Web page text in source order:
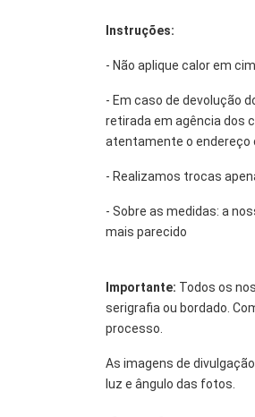
Instruções:
- Não aplique calor em
- Em caso de devolução
retirada em agência dos
atentamente o endereço
- Realizamos trocas
- Sobre as medidas: a
mais parecido
Importante: Todos os
serigrafia ou bordado.
processo.
As imagens de
luz e ângulo das fotos.